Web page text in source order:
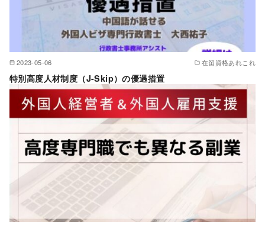
2023-05-06 在留資格あれこれ
特別高度人材制度（J-Skip）の優遇措置